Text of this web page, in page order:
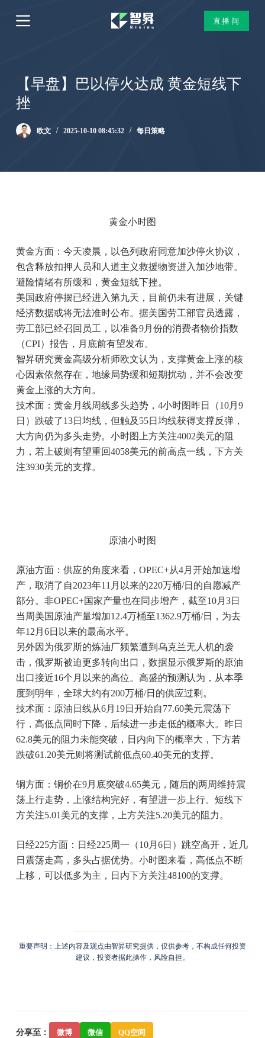
跳
过
直播间
【早盘】巴以停火达成 黄金短线下
挫
欧文 2025-10-10 08:45:32 每日策略
黄金小时图
黄金方面：今天凌晨，以色列政府同意加沙停火协议，
包含释放扣押人员和人道主义救援物资进入加沙地带。
避险情绪有所缓和，黄金短线下挫。
美国政府停摆已经进入第九天，目前仍未有进展，关键
经济数据或将无法准时公布。据美国劳工部官员透露，
劳工部已经召回员工，以准备9月份的消费者物价指数
（CPI）报告，月底前有望发布。
智昇研究黄金高级分析师欧文认为，支撑黄金上涨的核
心因素依然存在，地缘局势缓和短期扰动，并不会改变
黄金上涨的大方向。
技术面：黄金月线周线多头趋势，4小时图昨日（10月9
日）跌破了13日均线，但触及55日均线获得支撑反弹，
大方向仍为多头走势。小时图上方关注4002美元的阻
力，若上破则有望重回4058美元的前高点一线，下方关
注3930美元的支撑。
原油小时图
原油方面：供应的角度来看，OPEC+从4月开始加速增
产，取消了自2023年11月以来的220万桶/日的自愿减产
部分。非OPEC+国家产量也在同步增产，截至10月3日
当周美国原油产量增加12.4万桶至1362.9万桶/日，为去
年12月6日以来的最高水平。
另外因为俄罗斯的炼油厂频繁遭到乌克兰无人机的袭
击，俄罗斯被迫更多转向出口，数据显示俄罗斯的原油
出口接近16个月以来的高位。高盛的预测认为，从本季
度到明年，全球大约有200万桶/日的供应过剩。
技术面：原油日线从6月19日开始自77.60美元震荡下
行，高低点同时下降，后续进一步走低的概率大。昨日
62.8美元的阻力未能突破，日内向下的概率大，下方若
跌破61.20美元则将测试前低点60.40美元的支撑。
铜方面：铜价在9月底突破4.65美元，随后的两周维持震
荡上行走势，上涨结构完好，有望进一步上行。短线下
方关注5.01美元的支撑，上方关注5.20美元的阻力。
日经225方面：日经225周一（10月6日）跳空高开，近几
日震荡走高，多头占据优势。小时图来看，高低点不断
上移，可以低多为主，日内下方关注48100的支撑。
重要声明：上述内容及观点由智昇研究提供，仅供参考，不构成任何投资
建议，投资者据此操作，风险自担。
分享至： 微博 微信 QQ空间